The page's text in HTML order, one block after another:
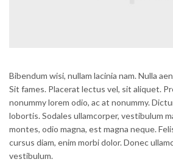
Bibendum wisi, nullam lacinia nam. Nulla
Sit fames. Placerat lectus vel, sit aliquet.
nonummy lorem odio, ac at nonummy.
lobortis. Sodales ullamcorper, vestibulum
montes, odio magna, est magna neque.
cursus diam, enim morbi dolor. Donec
vestibulum.